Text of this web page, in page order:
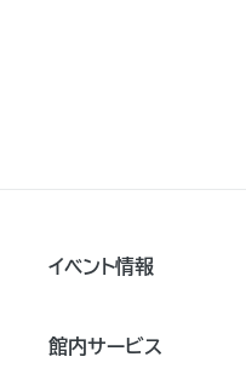
イベント情報
館内サービス